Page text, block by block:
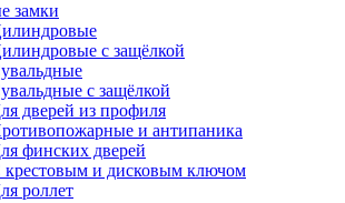
замки
с защёлкой
с защёлкой
дверей из профиля
и антипаника
финских дверей
крестовым и дисковым ключом
роллет